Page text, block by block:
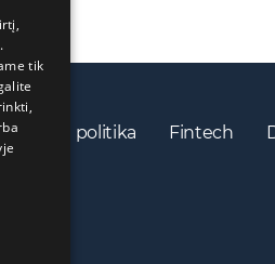
Slapukų politika Fintech
文（简体
tik